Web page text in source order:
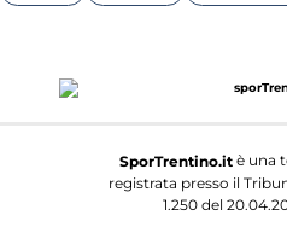
SporTrentino.itè una
registrata presso il
1.250 del